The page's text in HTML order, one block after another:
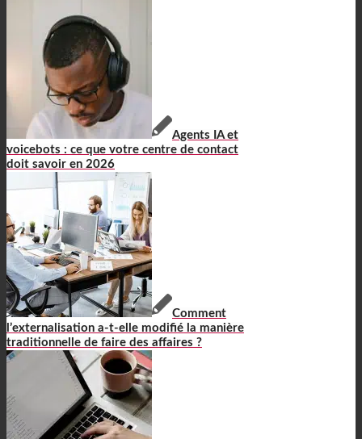
Agents IA et
voicebots : ce que votre centre de contact
doit savoir en 2026
Comment
l’externalisation a-t-elle modifié la manière
traditionnelle de faire des affaires ?